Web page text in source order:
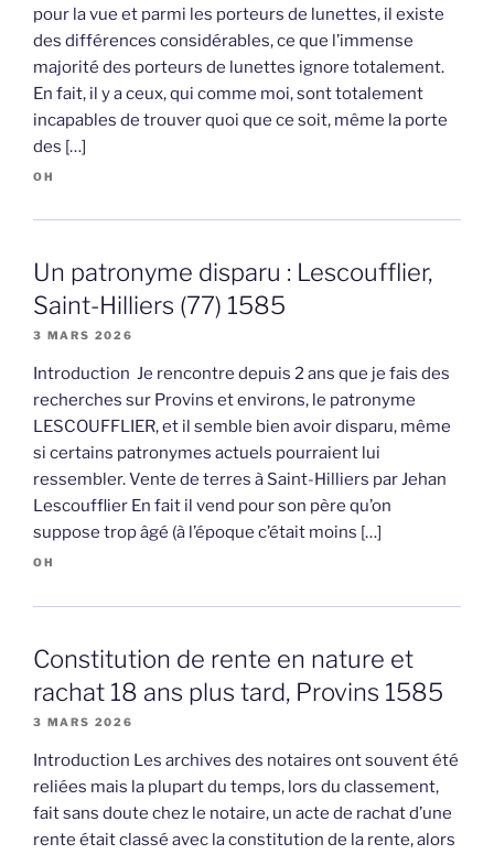
pour la vue et parmi les porteurs de lunettes, il existe
des différences considérables, ce que l’immense
majorité des porteurs de lunettes ignore totalement.
En fait, il y a ceux, qui comme moi, sont totalement
incapables de trouver quoi que ce soit, même la porte
des […]
OH
Un patronyme disparu : Lescoufflier,
Saint-Hilliers (77) 1585
3 MARS 2026
Introduction Je rencontre depuis 2 ans que je fais des
recherches sur Provins et environs, le patronyme
LESCOUFFLIER, et il semble bien avoir disparu, même
si certains patronymes actuels pourraient lui
ressembler. Vente de terres à Saint-Hilliers par Jehan
Lescoufflier En fait il vend pour son père qu’on
suppose trop âgé (à l’époque c’était moins […]
OH
Constitution de rente en nature et
rachat 18 ans plus tard, Provins 1585
3 MARS 2026
Introduction Les archives des notaires ont souvent été
reliées mais la plupart du temps, lors du classement,
fait sans doute chez le notaire, un acte de rachat d’une
rente était classé avec la constitution de la rente, alors